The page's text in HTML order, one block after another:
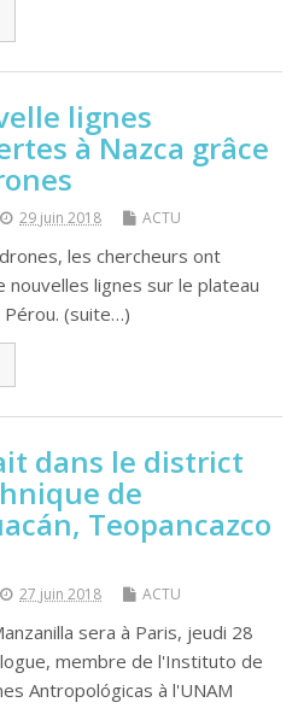
lignes
à Nazca grâce
29 juin 2018 ACTU
les chercheurs ont
nouvelles lignes sur le plateau
Pérou. (suite…)
dans le district
de
Teopancazco
27 juin 2018 ACTU
sera à Paris, jeudi 28
membre de l'Instituto de
Antropológicas à l'UNAM